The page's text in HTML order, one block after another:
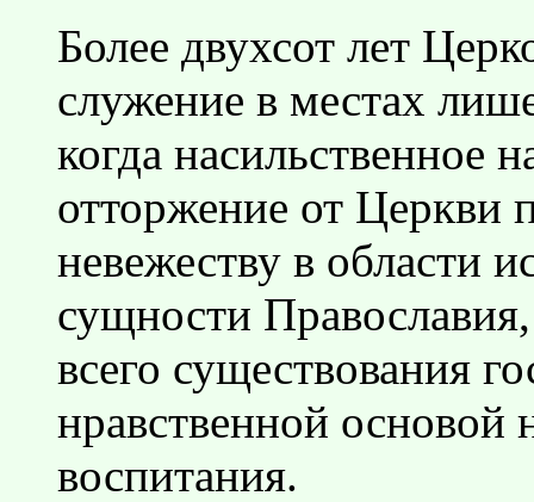
Более двухсот лет
служение в местах
когда насильственное
отторжение от Церкви
невежеству в области
сущности
всего существования
нравственной основой
воспитания.